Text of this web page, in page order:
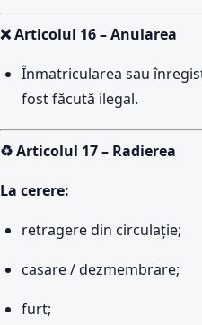
❌ Articolul 16 – Anularea
Înmatricularea sau
fost făcută ilegal.
♻️ Articolul 17 – Radierea
La cerere:
retragere din circulație;
casare / dezmembrare;
furt;